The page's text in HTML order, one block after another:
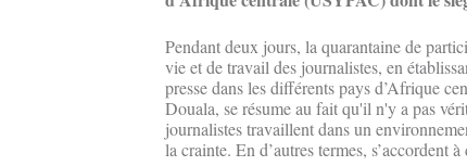
Pendant deux jours, la quarantaine de
vie et de travail des journalistes, en
presse dans les différents pays d’Afrique
Douala, se résume au fait qu'il n'y a pas
journalistes travaillent dans un
la crainte. En d’autres termes, s’accordent